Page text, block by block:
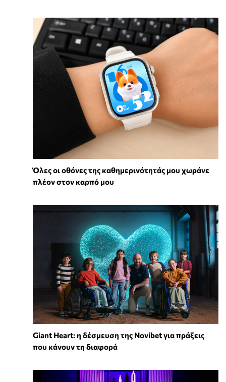
Όλες οι οθόνες της καθημερινότητάς μου χωράνε
πλέον στον καρπό μου
Giant Heart: η δέσμευση της Novibet για πράξεις
που κάνουν τη διαφορά